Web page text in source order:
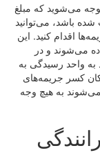
می‌شوید که مبلغ
باشد، می‌توانید
جریمه‌ها اقدام کنید. این
می‌شوند و در
واحد رسیدگی به
کسر جریمه‌های
به هیچ وجه